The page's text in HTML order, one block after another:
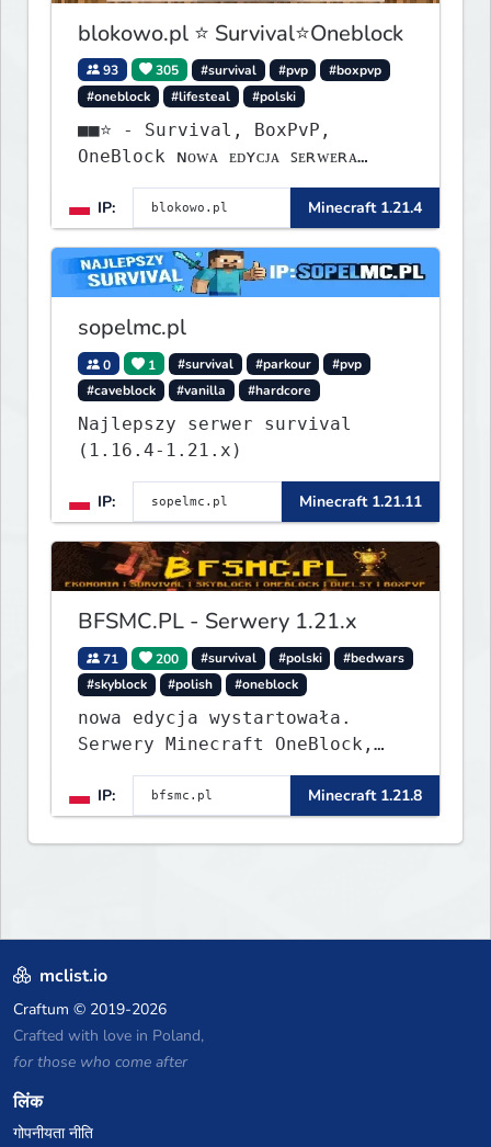
blokowo.pl ⭐ Survival⭐Oneblock
93 305 #survival #pvp
#boxpvp
#oneblock
#lifesteal #polski
■■⭐ - Survival, BoxPvP,
OneBlock ɴᴏᴡᴀ ᴇᴅʏᴄᴊᴀ ꜱᴇʀᴡᴇʀᴀ
IP:
Minecraft 1.21.4
sopelmc.pl
0 1 #survival #parkour
#pvp
#caveblock
#vanilla #hardcore
Najlepszy serwer survival
(1.16.4-1.21.x)
IP: Minecraft 1.21.11
BFSMC.PL - Serwery 1.21.x
71 200 #survival #polski
#bedwars
#skyblock
#polish #oneblock
nowa edycja wystartowała.
Serwery Minecraft OneBlock,
Survival, SkyBlock, Duels,
RealLife, PVP, BedWars, kitpvp
IP: Minecraft 1.21.8
mclist.io
Craftum © 2019-2026
Crafted with love in Poland,
for those who come after
लिंक
गोपनीयता नीति